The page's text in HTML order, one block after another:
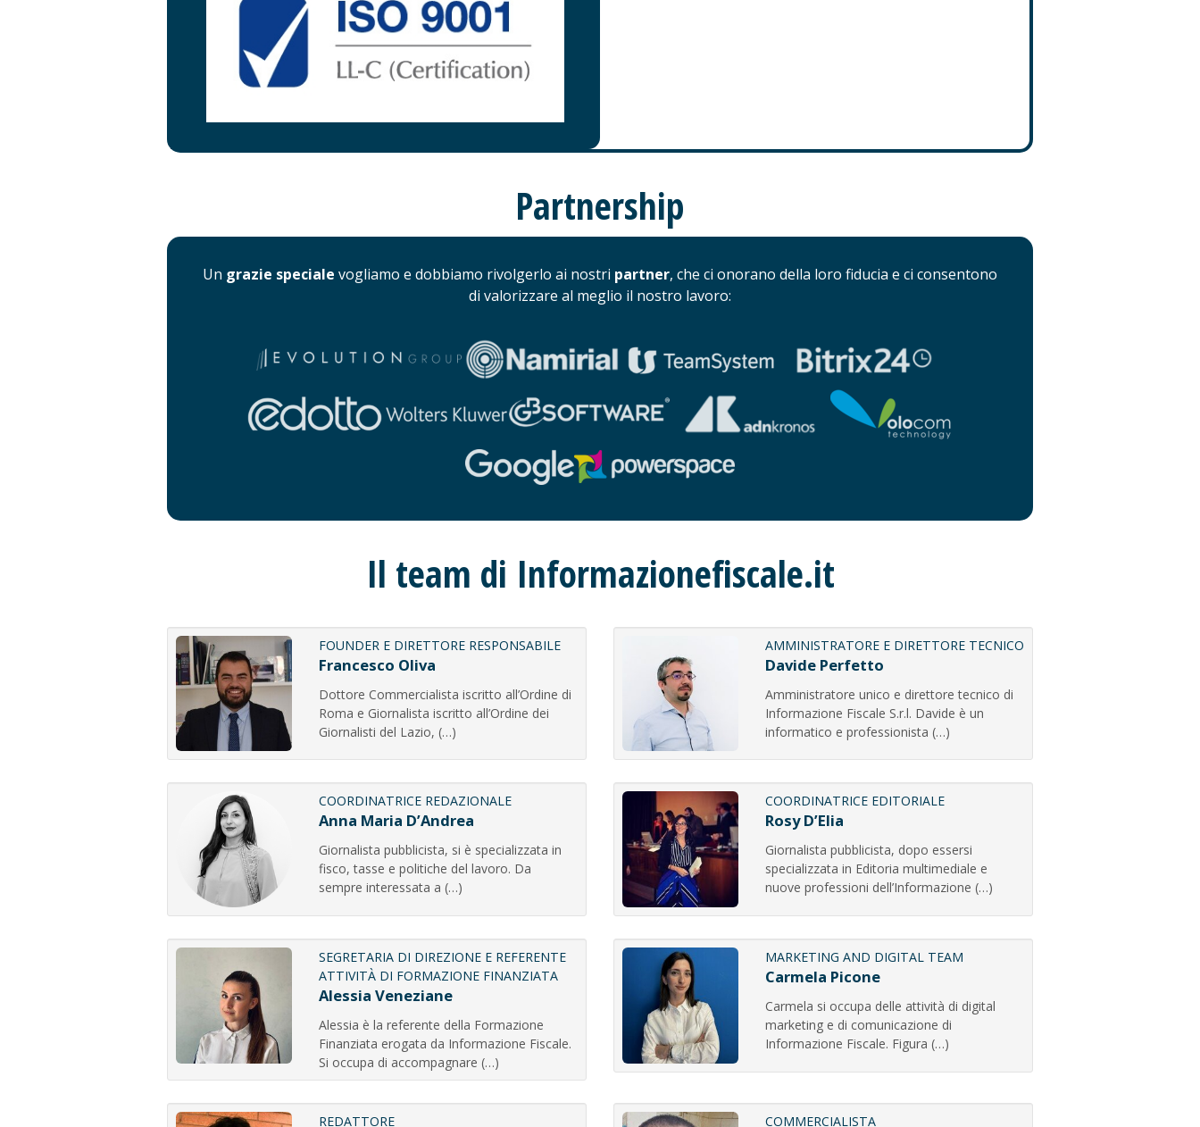
Partnership
Un grazie speciale vogliamo e dobbiamo rivolgerlo ai nostri partner, che ci onorano della loro fiducia e ci consentono
di valorizzare al meglio il nostro lavoro:
Il team di Informazionefiscale.it
FOUNDER E DIRETTORE RESPONSABILE
Francesco Oliva
Dottore Commercialista iscritto all’Ordine di
Roma e Giornalista iscritto all’Ordine dei
Giornalisti del Lazio, (…)
AMMINISTRATORE E DIRETTORE TECNICO
Davide Perfetto
Amministratore unico e direttore tecnico di
Informazione Fiscale S.r.l. Davide è un
informatico e professionista (…)
COORDINATRICE REDAZIONALE
Anna Maria D’Andrea
Giornalista pubblicista, si è specializzata in
fisco, tasse e politiche del lavoro. Da
sempre interessata a (…)
COORDINATRICE EDITORIALE
Rosy D’Elia
Giornalista pubblicista, dopo essersi
specializzata in Editoria multimediale e
nuove professioni dell’Informazione (…)
SEGRETARIA DI DIREZIONE E REFERENTE
ATTIVITÀ DI FORMAZIONE FINANZIATA
Alessia Veneziane
Alessia è la referente della Formazione
Finanziata erogata da Informazione Fiscale.
Si occupa di accompagnare (…)
MARKETING AND DIGITAL TEAM
Carmela Picone
Carmela si occupa delle attività di digital
marketing e di comunicazione di
Informazione Fiscale. Figura (…)
REDATTORE COMMERCIALISTA